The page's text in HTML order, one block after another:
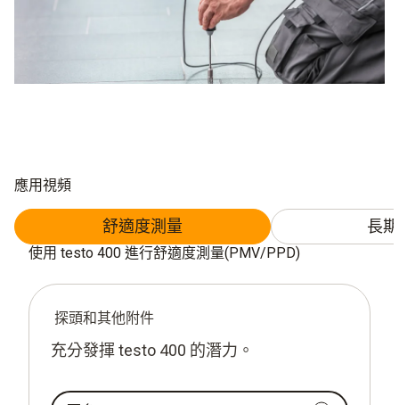
應用視頻
舒適度測量 長
使用 testo 400 進行舒適度測量(PMV/PPD)
探頭和其他附件
充分發揮 testo 400 的潛力。